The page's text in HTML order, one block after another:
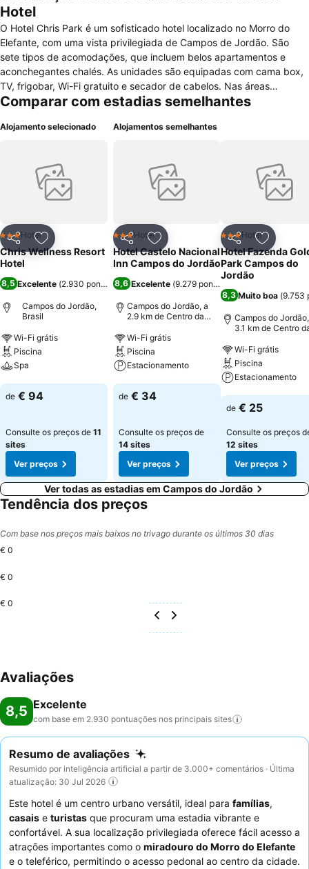
Hotel
O Hotel Chris Park é um sofisticado hotel localizado no Morro do
Elefante, com uma vista privilegiada de Campos de Jordão. São
sete tipos de acomodações, que incluem belos apartamentos e
aconchegantes chalés. As unidades são equipadas com cama box,
TV, frigobar, Wi-Fi gratuito e secador de cabelos. Nas áreas
comuns, os hóspedes têm acesso a uma sala de estar com TV por
com piscina aquecida e coberta, academia, sauna e bar. O café da
ou pela alta gastronomia do Bella Vista Restaurante & Pizzaria,
ambos localizados dentro da propriedade. O Hotel Chris Park está a
menos de dois quilômetros de distância do centro de Vila Capivari,
Elefante, com vista panorâmica da cidade, fica a apenas dez
minutos de caminhada.
Comparar com estadias semelhantes
Alojamento selecionado
PartilharAdicionar aos favoritos
3 Estrelas
Hotel
Chris Wellness Resort
Hotel
8,5 Excelente (2.930 pontuações)
Campos do Jordão,
Brasil
Wi-Fi grátis
Piscina
Spa
Ver preços
de € 94
Consulte os preços de 11
sites
Ver preços
Alojamentos semelhantes
PartilharAdicionar aos favoritos
3 Estrelas
Hotel
Hotel Castelo Nacional
Inn Campos do Jordão
8,6 Excelente (9.279 pontuações
Campos do Jordão, a
2.9 km de Centro da
Wi-Fi grátis
Piscina
Estacionamento
Ver preços
de € 34
Consulte os preços de
14 sites
Ver preços
Partilhar
3 Estrelas
Hotel
Hotel Fazenda
Park Campos do
Jordão
8,3Muito boa (9.753
Campos do
3.1 km de Centro
Wi-Fi grátis
Piscina
Estacionamento
Ver preços
de € 25
Consulte os preços
12 sites
Ver preços
Ver todas as estadias em Campos do Jordão
Tendência dos preços
Com base nos preços mais baixos no trivago durante os últimos 30 dias
€ 0
€ 0
€ 0
Avaliações
8,5 Excelente
com base em 2.930 pontuações nos principais sites
Resumo de avaliações
Resumido por inteligência artificial a partir de 3.000+ comentários · Última
atualização: 30 Jul 2026
Este hotel é um centro urbano versátil, ideal para famílias,
casais e turistas que procuram uma estadia vibrante e
confortável. A sua localização privilegiada oferece fácil acesso a
atrações importantes como o miradouro do Morro do Elefante
e o teleférico, permitindo o acesso pedonal ao centro da cidade.